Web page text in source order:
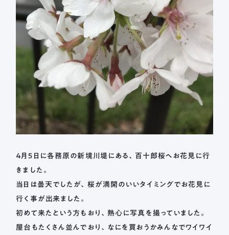
４月５日に各務原の新境川堤にある、百十郎桜へお花見に行
きました。
当日は曇天でしたが、桜が満開のいいタイミングでお花見に
行く事が出来ました。
初めて来たという方もおり、熱心に写真を撮っていました。
屋台もたくさん並んでおり、なにを買おうかみんなでワイワイ